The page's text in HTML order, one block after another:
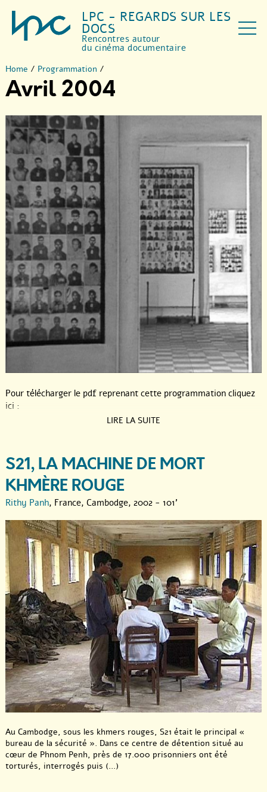
LPC - REGARDS SUR LES
DOCS
Rencontres autour
du cinéma documentaire
Home / Programmation /
Avril 2004
Pour télécharger le pdf reprenant cette programmation cliquez
ici :
LIRE LA SUITE
S21, LA MACHINE DE MORT
KHMÈRE ROUGE
Rithy Panh, France, Cambodge, 2002 - 101'
Au Cambodge, sous les khmers rouges, S21 était le principal «
bureau de la sécurité ». Dans ce centre de détention situé au
cœur de Phnom Penh, près de 17.000 prisonniers ont été
torturés, interrogés puis (...)